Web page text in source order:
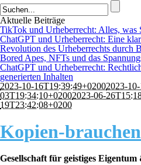
Aktuelle Beiträge
TikTok und Urheberrecht: Alles, was
ChatGPT und Urheberrecht: Eine
Revolution des Urheberrechts durch
Bored Apes, NFTs und das
ChatGPT und Urheberrecht:
generierten Inhalten
2023-10-16T19:39:49+02002023-
03T19:34:10+02002023-06-
19T23:42:08+0200
Kopien-
Gesellschaft für geistiges